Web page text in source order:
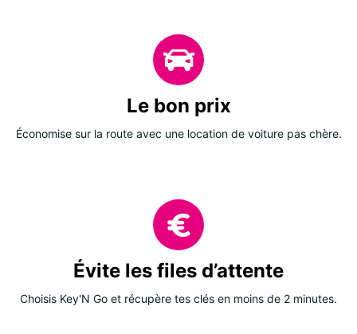
Le bon prix
Économise sur la route avec une location de voiture pas chère.
Évite les files d’attente
Choisis Key'N Go et récupère tes clés en moins de 2 minutes.